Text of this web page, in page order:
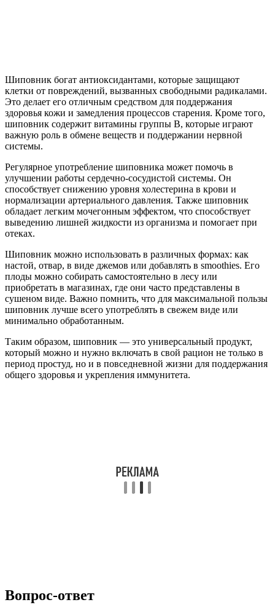
Шиповник богат антиоксидантами, которые защищают
клетки от повреждений, вызванных свободными радикалами.
Это делает его отличным средством для поддержания
здоровья кожи и замедления процессов старения. Кроме того,
шиповник содержит витамины группы B, которые играют
важную роль в обмене веществ и поддержании нервной
системы.
Регулярное употребление шиповника может помочь в
улучшении работы сердечно-сосудистой системы. Он
способствует снижению уровня холестерина в крови и
нормализации артериального давления. Также шиповник
обладает легким мочегонным эффектом, что способствует
выведению лишней жидкости из организма и помогает при
отеках.
Шиповник можно использовать в различных формах: как
настой, отвар, в виде джемов или добавлять в smoothies. Его
плоды можно собирать самостоятельно в лесу или
приобретать в магазинах, где они часто представлены в
сушеном виде. Важно помнить, что для максимальной пользы
шиповник лучше всего употреблять в свежем виде или
минимально обработанным.
Таким образом, шиповник — это универсальный продукт,
который можно и нужно включать в свой рацион не только в
период простуд, но и в повседневной жизни для поддержания
общего здоровья и укрепления иммунитета.
Вопрос-ответ